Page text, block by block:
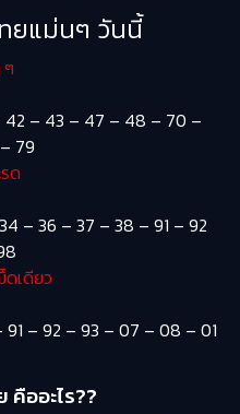
ยแม่นๆ วันนี้
42 – 43 – 47 – 48 – 70 –
79
ด
– 36 – 37 – 38 – 91 – 92
ดเดียว
91 – 92 – 93 – 07 – 08 – 01
คืออะไร??